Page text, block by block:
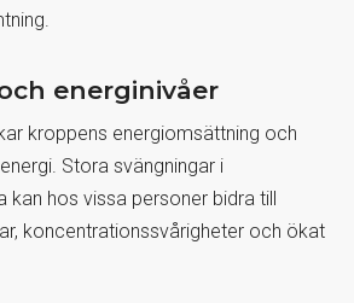
energinivåer
kroppens energiomsättning och
Stora svängningar i
kan hos vissa personer bidra till
koncentrationssvårigheter och ökat